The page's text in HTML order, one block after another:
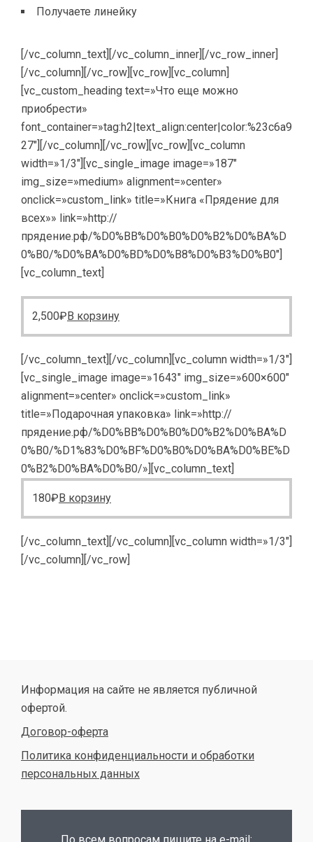
Получаете линейку
[/vc_column_text][/vc_column_inner][/vc_row_inner]
[/vc_column][/vc_row][vc_row][vc_column]
[vc_custom_heading text=»Что еще можно
приобрести»
font_container=»tag:h2|text_align:center|color:%23c6a9
27″][/vc_column][/vc_row][vc_row][vc_column
width=»1/3″][vc_single_image image=»187″
img_size=»medium» alignment=»center»
onclick=»custom_link» title=»Книга «Прядение для
всех»» link=»http://
прядение.рф/%D0%BB%D0%B0%D0%B2%D0%BA%D
0%B0/%D0%BA%D0%BD%D0%B8%D0%B3%D0%B0″]
[vc_column_text]
2,500₽В корзину
[/vc_column_text][/vc_column][vc_column width=»1/3″]
[vc_single_image image=»1643″ img_size=»600×600″
alignment=»center» onclick=»custom_link»
title=»Подарочная упаковка» link=»http://
прядение.рф/%D0%BB%D0%B0%D0%B2%D0%BA%D
0%B0/%D1%83%D0%BF%D0%B0%D0%BA%D0%BE%D
0%B2%D0%BA%D0%B0/»][vc_column_text]
180₽В корзину
[/vc_column_text][/vc_column][vc_column width=»1/3″]
[/vc_column][/vc_row]
Информация на сайте не является публичной
офертой.
Договор-оферта
Политика конфиденциальности и обработки
персональных данных